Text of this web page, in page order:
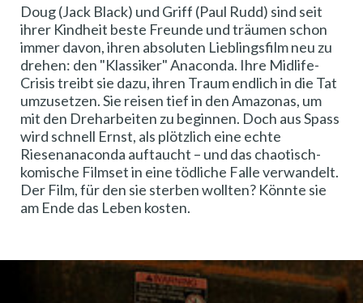
Doug (Jack Black) und Griff (Paul Rudd) sind seit
ihrer Kindheit beste Freunde und träumen schon
immer davon, ihren absoluten Lieblingsfilm neu zu
drehen: den "Klassiker" Anaconda. Ihre Midlife-
Crisis treibt sie dazu, ihren Traum endlich in die Tat
umzusetzen. Sie reisen tief in den Amazonas, um
mit den Dreharbeiten zu beginnen. Doch aus Spass
wird schnell Ernst, als plötzlich eine echte
Riesenanaconda auftaucht – und das chaotisch-
komische Filmset in eine tödliche Falle verwandelt.
Der Film, für den sie sterben wollten? Könnte sie
am Ende das Leben kosten.